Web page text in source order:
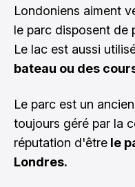
Londoniens aiment
le parc disposent de
Le lac est aussi
bateau ou des
Le parc est un
toujours géré par la
réputation d'être le
Londres.